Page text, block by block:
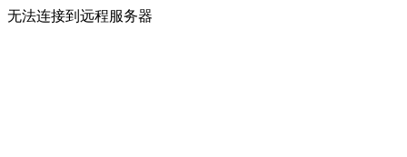
无法连接到远程服务器